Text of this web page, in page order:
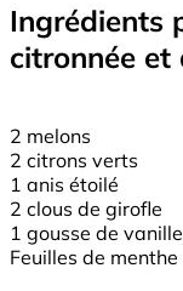
Ingrédients
citronnée et
2 melons
2 citrons verts
1 anis étoilé
2 clous de girofle
1 gousse de vanille
Feuilles de menthe